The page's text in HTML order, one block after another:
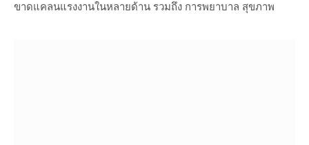
ขาดแคลนแรงงานในหลายด้าน รวมถึง การพยาบาล สุขภาพ